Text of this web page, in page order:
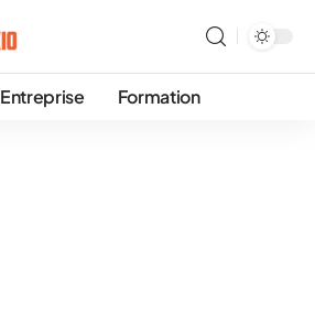
Entreprise Formation